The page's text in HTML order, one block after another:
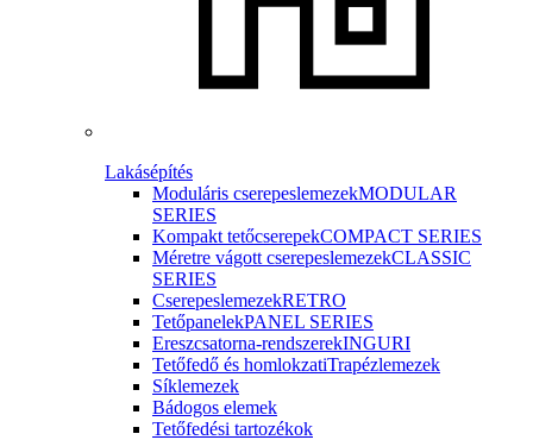
Lakásépítés
Moduláris cserepeslemezekMODULAR
SERIES
Kompakt tetőcserepekCOMPACT SERIES
Méretre vágott cserepeslemezekCLASSIC
SERIES
CserepeslemezekRETRO
TetőpanelekPANEL SERIES
Ereszcsatorna-rendszerekINGURI
Tetőfedő és homlokzatiTrapézlemezek
Síklemezek
Bádogos elemek
Tetőfedési tartozékok